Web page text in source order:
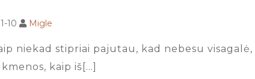
10 Migle
niekad stipriai pajutau, kad nebesu
kaip iš[…]